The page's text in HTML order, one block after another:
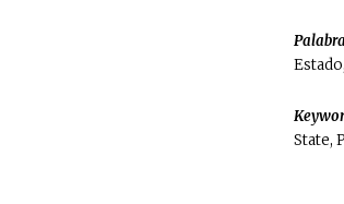
State,